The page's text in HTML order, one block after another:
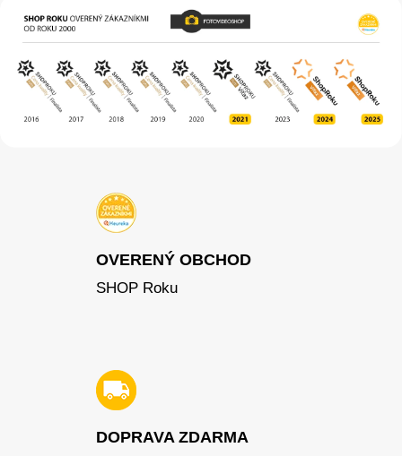
OVERENÝ OBCHOD
SHOP Roku
DOPRAVA ZDARMA